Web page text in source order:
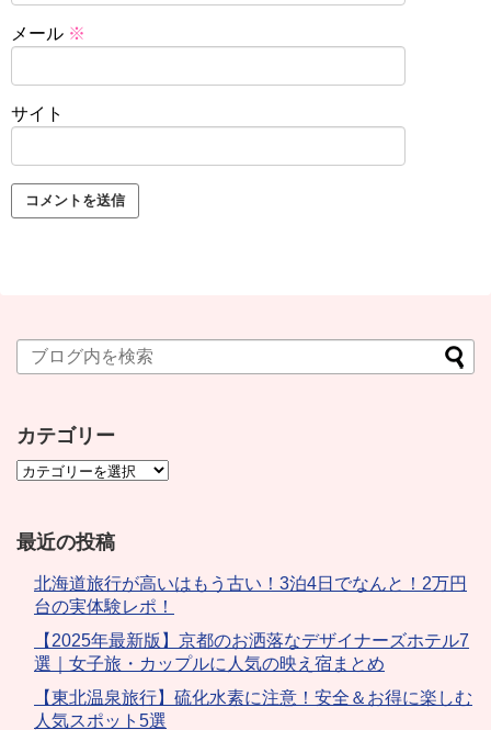
メール ※
サイト
カテゴリー
最近の投稿
北海道旅行が高いはもう古い！3泊4日でなんと！2万円
台の実体験レポ！
【2025年最新版】京都のお洒落なデザイナーズホテル7
選｜女子旅・カップルに人気の映え宿まとめ
【東北温泉旅行】硫化水素に注意！安全＆お得に楽しむ
人気スポット5選